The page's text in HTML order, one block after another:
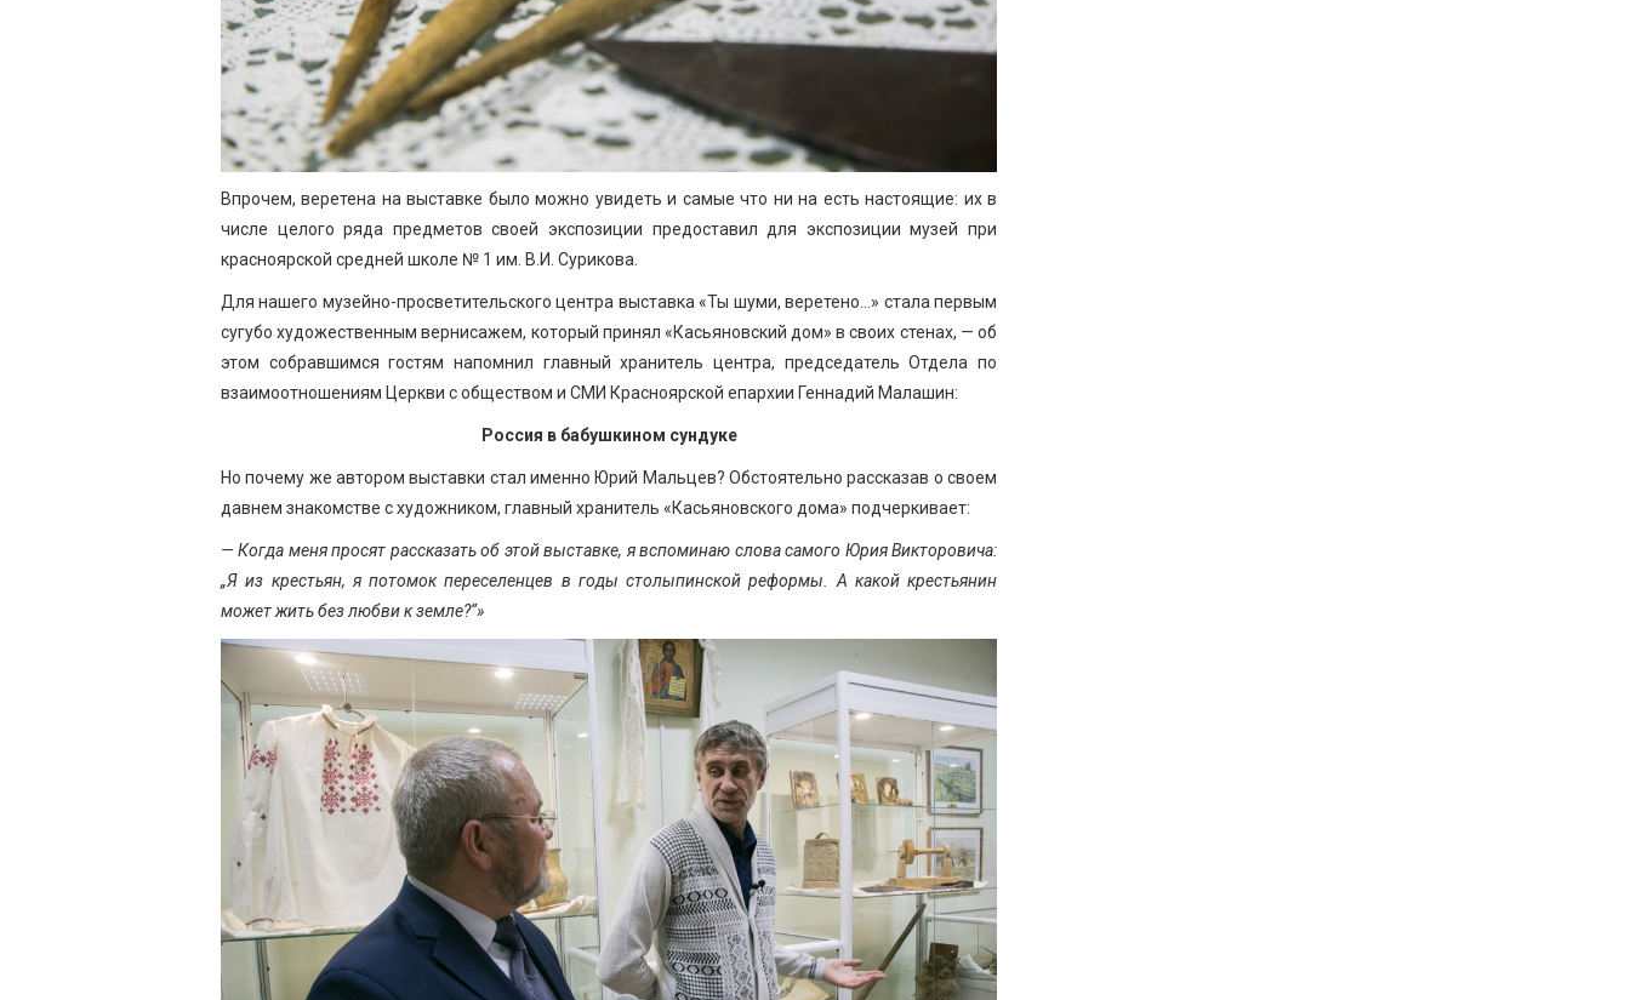
Впрочем, веретена на выставке было можно увидеть и самые что ни на есть настоящие: их в
числе целого ряда предметов своей экспозиции предоставил для экспозиции музей при
красноярской средней школе № 1 им. В.И. Сурикова.
Для нашего музейно-просветительского центра выставка «Ты шуми, веретено…» стала первым
сугубо художественным вернисажем, который принял «Касьяновский дом» в своих стенах, — об
этом собравшимся гостям напомнил главный хранитель центра, председатель Отдела по
взаимоотношениям Церкви с обществом и СМИ Красноярской епархии Геннадий Малашин:
Россия в бабушкином сундуке
Но почему же автором выставки стал именно Юрий Мальцев? Обстоятельно рассказав о своем
давнем знакомстве с художником, главный хранитель «Касьяновского дома» подчеркивает:
— Когда меня просят рассказать об этой выставке, я вспоминаю слова самого Юрия Викторовича:
„Я из крестьян, я потомок переселенцев в годы столыпинской реформы. А какой крестьянин
может жить без любви к земле?“»